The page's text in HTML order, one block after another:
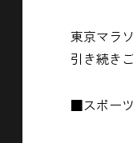
東京マラ
引き続き
■スポー